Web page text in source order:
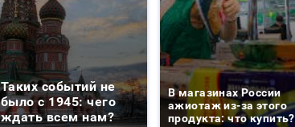
Таких событий не
было с 1945: чего
ждать всем нам?
В магазинах России
ажиотаж из-за этого
продукта: что купить?